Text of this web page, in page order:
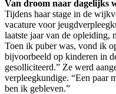
Van droom naar dagelijks
Tijdens haar stage in de
vacature voor
laatste jaar van de opleiding,
Toen ik puber was, vond ik
bijvoorbeeld op kinderen in
gesolliciteerd.” Ze werd
verpleegkundige. “Een paar
ben ik gebleven.”